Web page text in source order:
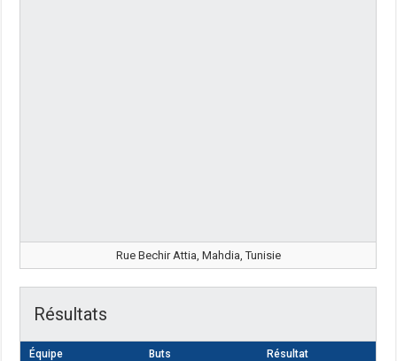
Rue Bechir Attia, Mahdia, Tunisie
Résultats
Équipe Buts Résultat